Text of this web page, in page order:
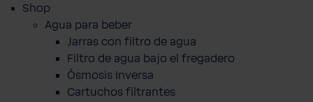
Shop
Agua para beber
Jarras con filtro de agua
Filtro de agua bajo el fregadero
Ósmosis Inversa
Cartuchos filtrantes